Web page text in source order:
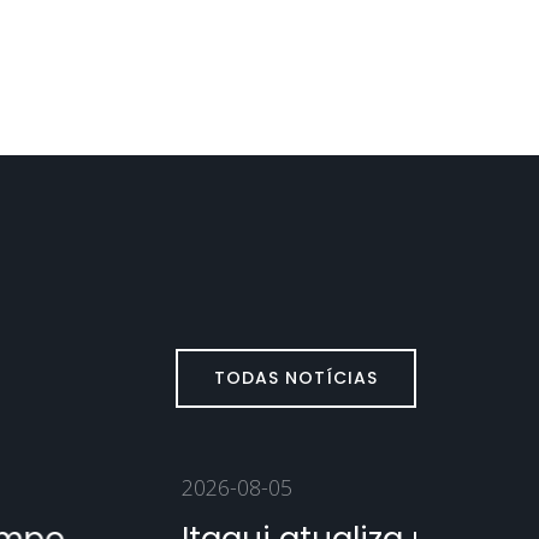
TODAS NOTÍCIAS